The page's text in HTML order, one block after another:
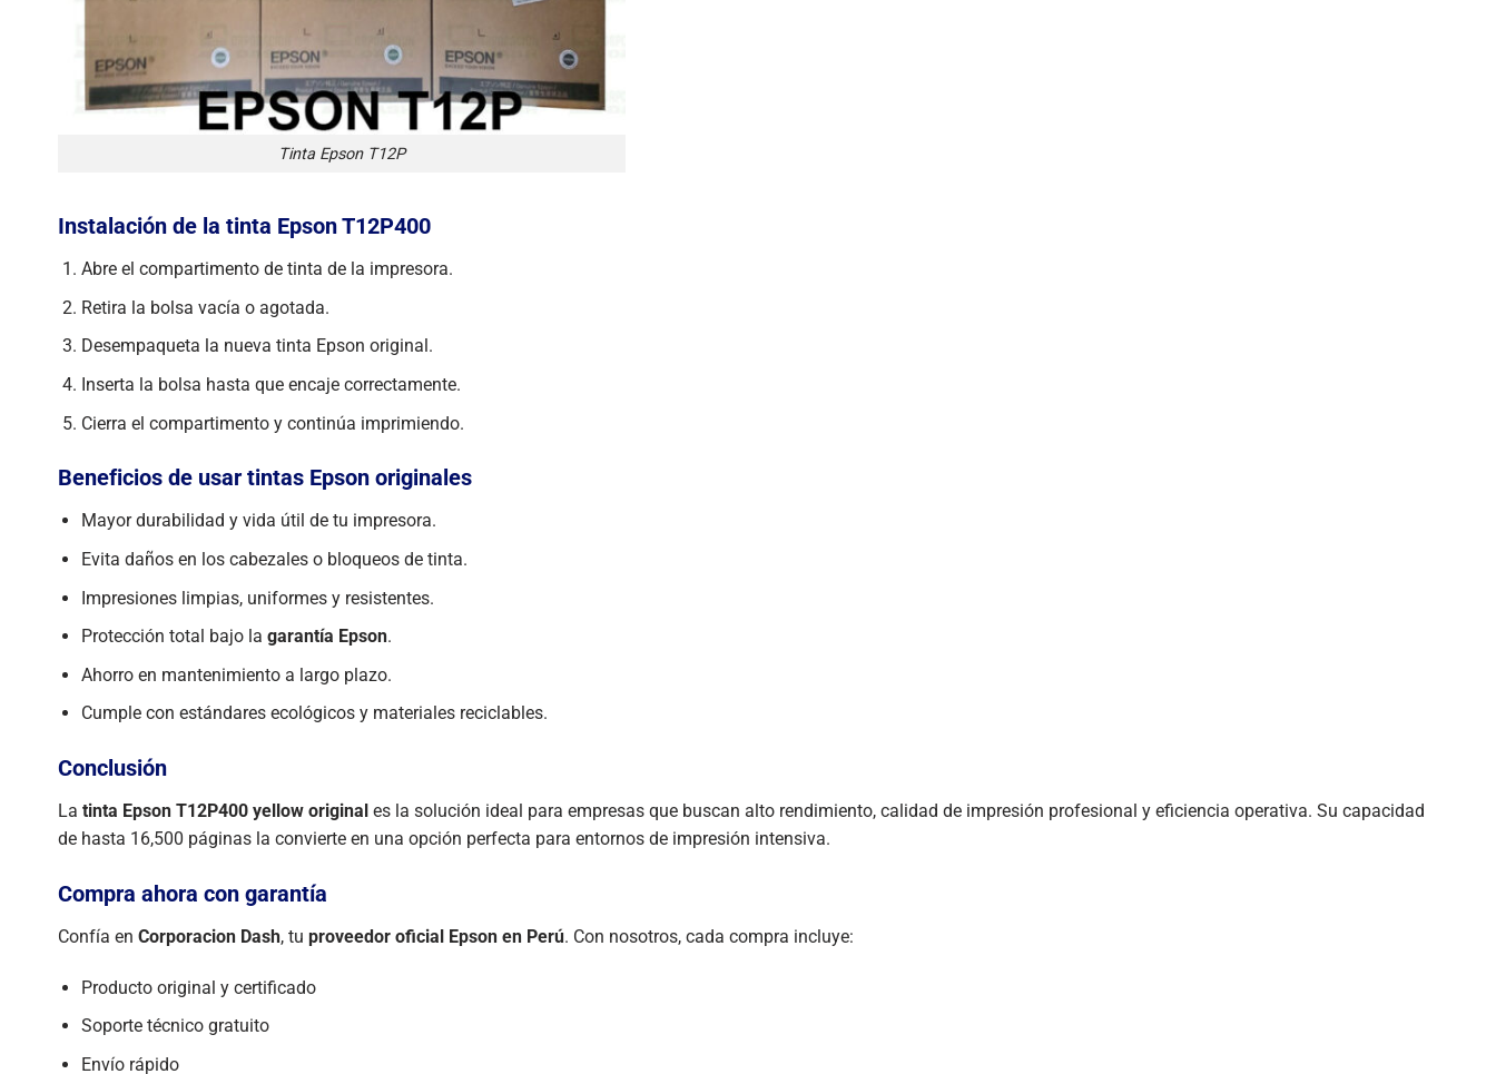
Tinta Epson T12P
Instalación de la tinta Epson T12P400
Abre el compartimento de tinta de la impresora.
Retira la bolsa vacía o agotada.
Desempaqueta la nueva tinta Epson original.
Inserta la bolsa hasta que encaje correctamente.
Cierra el compartimento y continúa imprimiendo.
Beneficios de usar tintas Epson originales
Mayor durabilidad y vida útil de tu impresora.
Evita daños en los cabezales o bloqueos de tinta.
Impresiones limpias, uniformes y resistentes.
Protección total bajo la garantía Epson.
Ahorro en mantenimiento a largo plazo.
Cumple con estándares ecológicos y materiales reciclables.
Conclusión
La tinta Epson T12P400 yellow original es la solución ideal para empresas que buscan alto rendimiento, calidad de impresión profesional y eficiencia operativa. Su capacidad
de hasta 16,500 páginas la convierte en una opción perfecta para entornos de impresión intensiva.
Compra ahora con garantía
Confía en Corporacion Dash, tu proveedor oficial Epson en Perú. Con nosotros, cada compra incluye:
Producto original y certificado
Soporte técnico gratuito
Envío rápido